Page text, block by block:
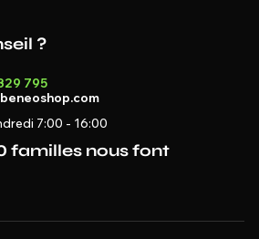
?
795
7:00 - 16:00
familles nous font